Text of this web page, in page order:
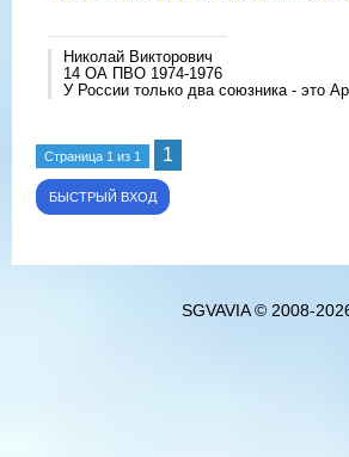
Николай Викторович
14 ОА ПВО 1974-1976
У России только два союзника - это
Страница 1 из 1 1
SGVAVIA © 2008-